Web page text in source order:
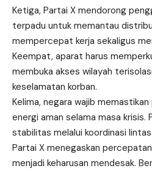
Ketiga, Partai X mendorong
terpadu untuk memantau
mempercepat kerja sekaligus
Keempat, aparat harus
membuka akses wilayah
keselamatan korban.
Kelima, negara wajib
energi aman selama masa krisis.
stabilitas melalui koordinasi
Partai X menegaskan
menjadi keharusan mendesak.